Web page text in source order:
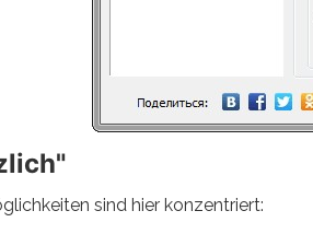
sind hier konzentriert: